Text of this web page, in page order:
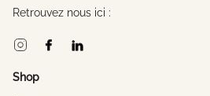
Retrouvez nous ici :
InstagramFacebook
Shop